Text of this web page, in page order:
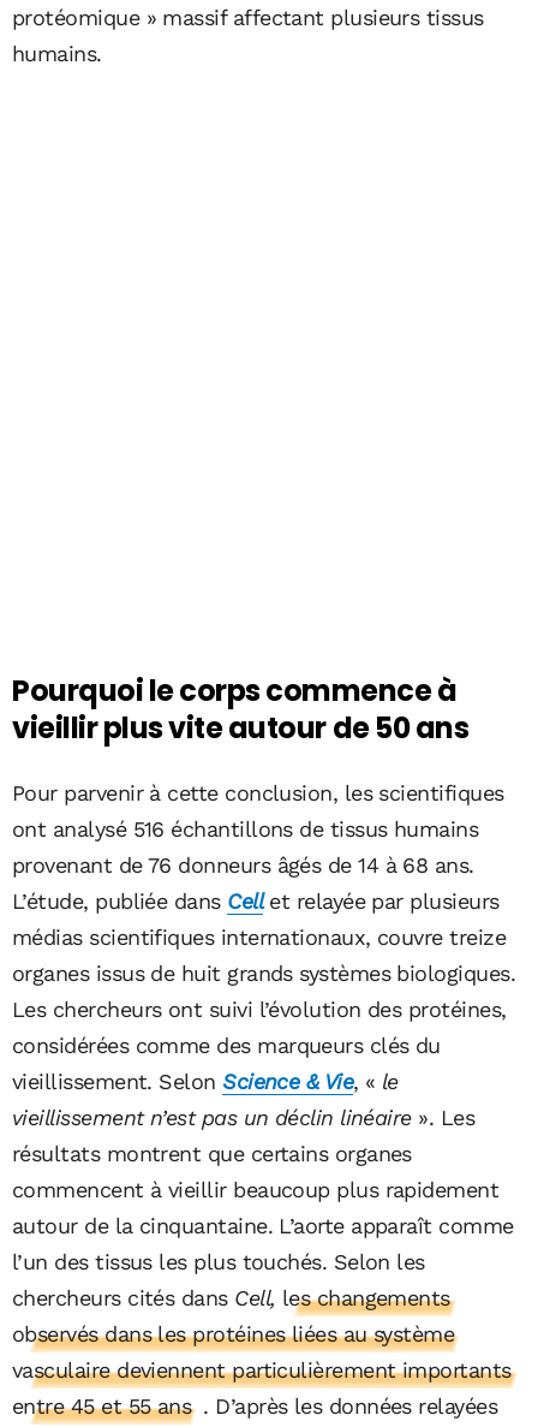
protéomique » massif affectant plusieurs tissus
humains.
Pourquoi le corps commence à
vieillir plus vite autour de 50 ans
Pour parvenir à cette conclusion, les scientifiques
ont analysé 516 échantillons de tissus humains
provenant de 76 donneurs âgés de 14 à 68 ans.
L’étude, publiée dans Cellet relayée par plusieurs
médias scientifiques internationaux, couvre treize
organes issus de huit grands systèmes biologiques.
Les chercheurs ont suivi l’évolution des protéines,
considérées comme des marqueurs clés du
vieillissement. SelonScience & Vie, « le
vieillissement n’est pas un déclin linéaire». Les
résultats montrent que certains organes
commencent à vieillir beaucoup plus rapidement
autour de la cinquantaine. L’aorte apparaît comme
l’un des tissus les plus touchés. Selon les
chercheurs cités dans Cell, les changements
observés dans les protéines liées au système
vasculaire deviennent particulièrement importants
entre 45 et 55 ans . D’après les données relayées